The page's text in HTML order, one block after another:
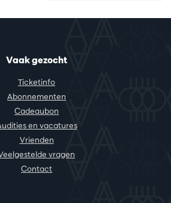
Vaak gezocht
Ticketinfo
Abonnementen
Cadeaubon
en vacatures
Vrienden
vragen
Contact